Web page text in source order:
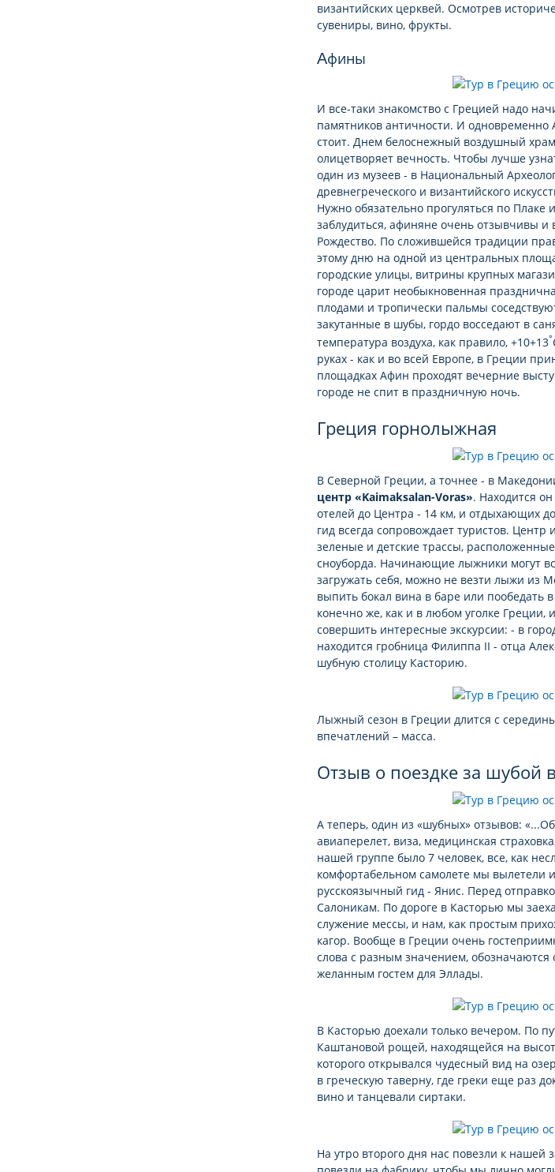
византийских церквей. Осмотрев
сувениры, вино, фрукты.
Афины
И все-таки знакомство с Грецией надо
памятников античности. И
стоит. Днем белоснежный воздушный
олицетворяет вечность. Чтобы лучше
один из музеев - в Национальный
древнегреческого и византийского
Нужно обязательно прогуляться по
заблудиться, афиняне очень отзывчивы и
Рождество. По сложившейся традиции
этому дню на одной из центральных
городские улицы, витрины крупных
городе царит необыкновенная
плодами и тропически пальмы
закутанные в шубы, гордо восседают в
температура воздуха, как правило, +10+13°
руках - как и во всей Европе, в Греции
площадках Афин проходят вечерние
городе не спит в праздничную ночь.
Греция горнолыжная
В Северной Греции, а точнее - в
центр «Kaimaksalan-Voras». Находится
отелей до Центра - 14 км, и отдыхающих
гид всегда сопровождает туристов.
зеленые и детские трассы,
сноуборда. Начинающие лыжники могут
загружать себя, можно не везти лыжи из
выпить бокал вина в баре или пообедать
конечно же, как и в любом уголке
совершить интересные экскурсии: - в
находится гробница Филиппа II - отца
шубную столицу Касторию.
Лыжный сезон в Греции длится с
впечатлений – масса.
Отзыв о поездке за шубой
А теперь, один из «шубных» отзывов:
авиаперелет, виза, медицинская
нашей группе было 7 человек, все, как
комфортабельном самолете мы вылетели
русскоязычный гид - Янис. Перед
Салоникам. По дороге в Касторью мы
служение мессы, и нам, как простым
кагор. Вообще в Греции очень
слова с разным значением,
желанным гостем для Эллады.
В Касторью доехали только вечером. По
Каштановой рощей, находящейся на
которого открывался чудесный вид на
в греческую таверну, где греки еще раз
вино и танцевали сиртаки.
На утро второго дня нас повезли к нашей